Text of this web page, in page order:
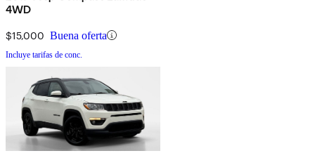
4WD
$15,000 Buena oferta
Incluye tarifas de conc.